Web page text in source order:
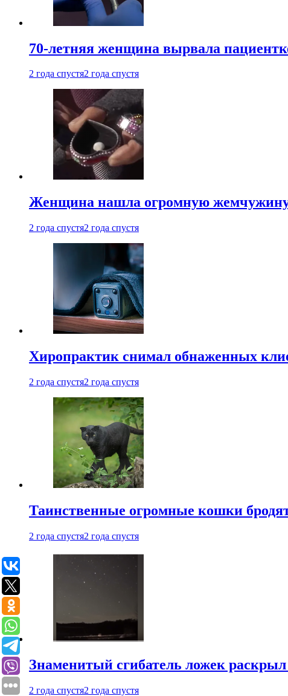
70-летняя женщина вырвала
2 года спустя2 года спустя
Женщина нашла огромную жемчужину
2 года спустя2 года спустя
Хиропрактик снимал обнаженных
2 года спустя2 года спустя
Таинственные огромные кошки
2 года спустя2 года спустя
Знаменитый сгибатель ложек
2 года спустя2 года спустя